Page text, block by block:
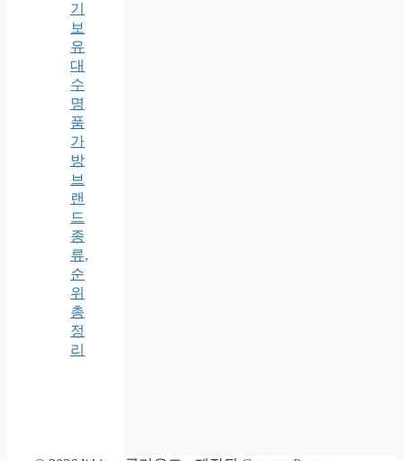
기
보
유
대
수
명
품
가
방
브
랜
드
종
류,
순
위
총
정
리